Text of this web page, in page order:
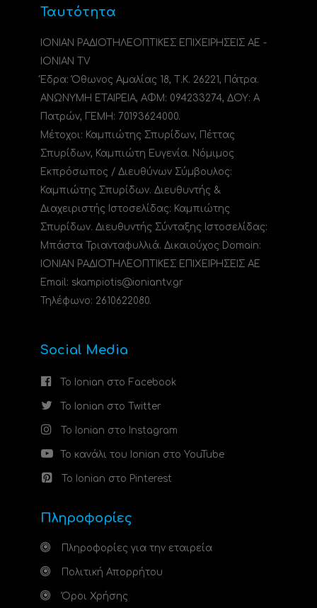
Ταυτότητα
ΙΟΝΙΑΝ ΡΑΔΙΟΤΗΛΕΟΠΤΙΚΕΣ ΕΠΙΧΕΙΡΗΣΕΙΣ ΑΕ -
IONIAN TV
Έδρα: Όθωνος Αμαλίας 18, Τ.Κ. 26221, Πάτρα.
ΑΝΩΝΥΜΗ ΕΤΑΙΡΕΙΑ, ΑΦΜ: 094233274, ΔΟΥ: A
Πατρών, ΓΕΜΗ: 70193624000.
Μέτοχοι: Καμπιώτης Σπυρίδων, Πέττας
Σπυρίδων, Καμπιώτη Ευγενία. Νόμιμος
Εκπρόσωπος / Διευθύνων Σύμβουλος:
Καμπιώτης Σπυρίδων. Διευθυντής &
Διαχειριστής Ιστοσελίδας: Καμπιώτης
Σπυρίδων. Διευθυντής Σύνταξης Ιστοσελίδας:
Μπάστα Τριανταφυλλιά. Δικαιούχος Domain:
ΙΟΝΙΑΝ ΡΑΔΙΟΤΗΛΕΟΠΤΙΚΕΣ ΕΠΙΧΕΙΡΗΣΕΙΣ ΑΕ
Email: skampiotis@ioniantv.gr
Τηλέφωνο: 2610622080.
Social Media
Το Ionian στο Facebook
Το Ionian στο Twitter
Το Ionian στο Instagram
Το κανάλι του Ionian στο YouTube
Το Ionian στο Pinterest
Πληροφορίες
Πληροφορίες για την εταιρεία
Πολιτική Απορρήτου
Όροι Χρήσης